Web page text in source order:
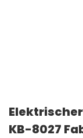
KB-8027